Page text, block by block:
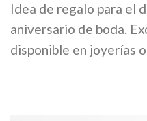
Idea de regalo para el
aniversario de boda.
disponible en joyerías